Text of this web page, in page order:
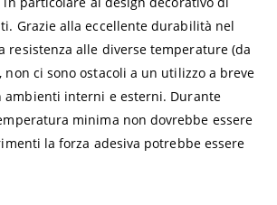
Grazie alla eccellente durabilità nel
resistenza alle diverse temperature (da
non ci sono ostacoli a un utilizzo a breve
ambienti interni e esterni. Durante
minima non dovrebbe essere
la forza adesiva potrebbe essere